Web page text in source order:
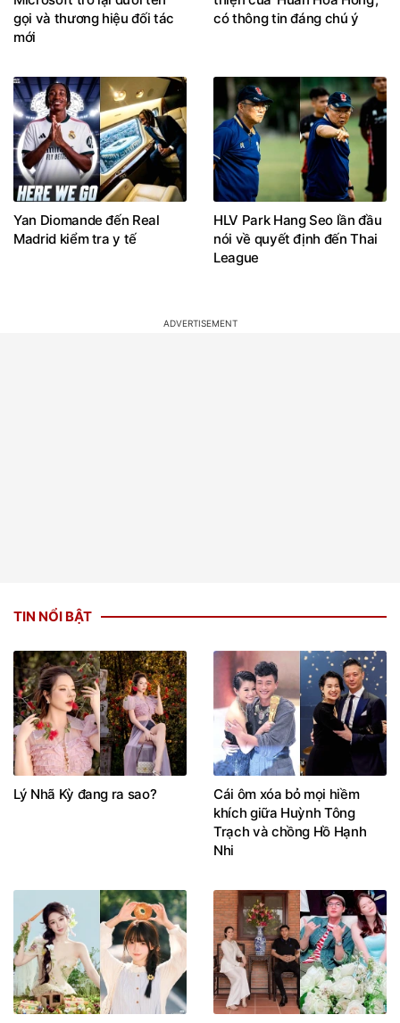
gọi và thương hiệu đối tác
mới
có thông tin đáng chú ý
Yan Diomande đến Real
Madrid kiểm tra y tế
HLV Park Hang Seo lần đầu
nói về quyết định đến Thai
League
TIN NỔI BẬT
Lý Nhã Kỳ đang ra sao?
Cái ôm xóa bỏ mọi hiềm
khích giữa Huỳnh Tông
Trạch và chồng Hồ Hạnh
Nhi